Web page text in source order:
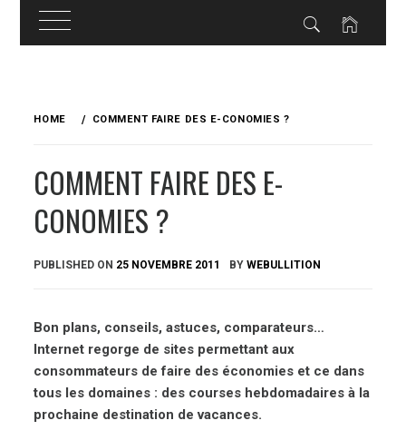
HOME COMMENT FAIRE DES E-CONOMIES ?
COMMENT FAIRE DES E-
CONOMIES ?
PUBLISHED ON 25 NOVEMBRE 2011 BYWEBULLITION
Bon plans, conseils, astuces, comparateurs…
Internet regorge de sites permettant aux
consommateurs de faire des économies et ce dans
tous les domaines : des courses hebdomadaires à la
prochaine destination de vacances.